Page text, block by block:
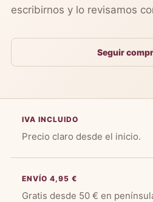
escribirnos y lo revisamos
Seguir
IVA INCLUIDO
Precio claro desde el inicio.
ENVÍO 4,95 €
Gratis desde 50 € en